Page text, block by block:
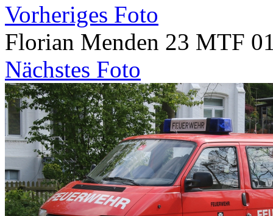
Vorheriges Foto
Florian Menden 23 MTF
Nächstes Foto